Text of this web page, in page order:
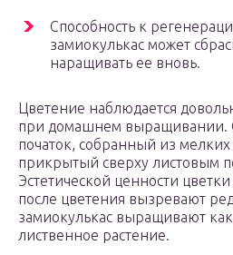
Способность к
замиокулькас может
наращивать ее вновь.
Цветение наблюдается
при домашнем выращивании.
початок, собранный из
прикрытый сверху листовым
Эстетической ценности
после цветения вызревают
замиокулькас выращивают
лиственное растение.